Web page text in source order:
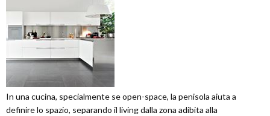
In una cucina, specialmente se open-space, la penisola aiuta a
definire lo spazio, separando il living dalla zona adibita alla